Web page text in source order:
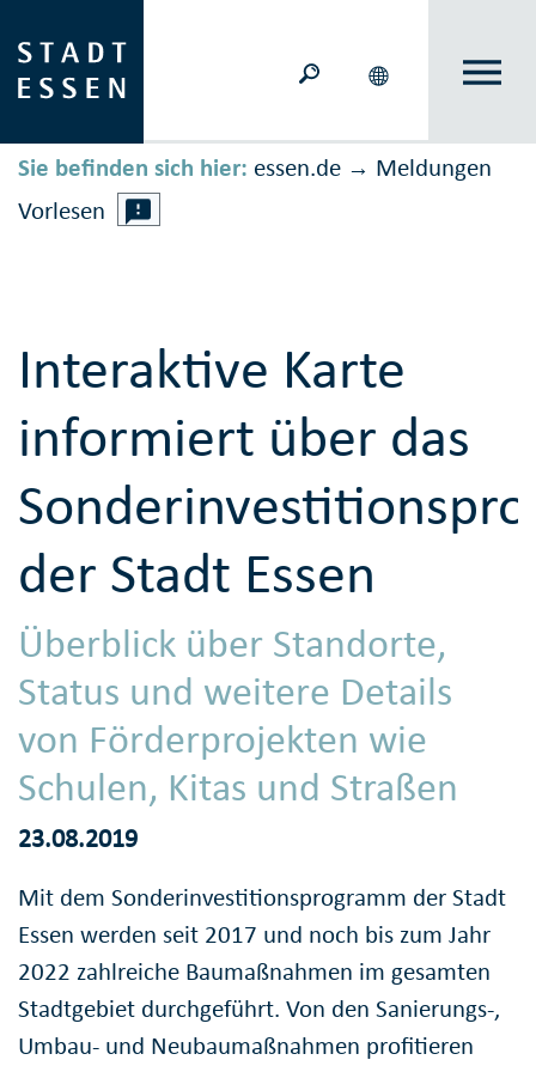
Sie befinden sich hier: essen.de → Meldungen
Vorlesen
Interaktive Karte
informiert über das
der Stadt Essen
Überblick über Standorte,
Status und weitere Details
von Förderprojekten wie
Schulen, Kitas und Straßen
23.08.2019
Mit dem Sonderinvestitionsprogramm der Stadt
Essen werden seit 2017 und noch bis zum Jahr
2022 zahlreiche Baumaßnahmen im gesamten
Stadtgebiet durchgeführt. Von den Sanierungs-,
Umbau- und Neubaumaßnahmen profitieren